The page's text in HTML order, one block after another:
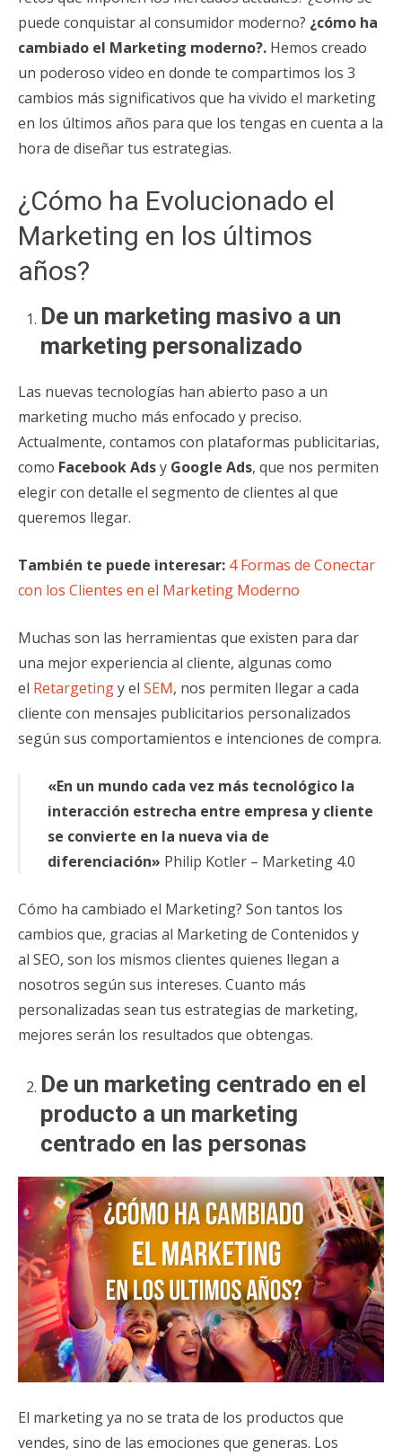
puede conquistar al consumidor moderno? ¿cómo ha
cambiado el Marketing moderno?. Hemos creado
un poderoso video en donde te compartimos los 3
cambios más significativos que ha vivido el marketing
en los últimos años para que los tengas en cuenta a la
hora de diseñar tus estrategias.
¿Cómo ha Evolucionado el
Marketing en los últimos
años?
De un marketing masivo a un
marketing personalizado
Las nuevas tecnologías han abierto paso a un
marketing mucho más enfocado y preciso.
Actualmente, contamos con plataformas publicitarias,
como Facebook Adsy Google Ads, que nos permiten
elegir con detalle el segmento de clientes al que
queremos llegar.
También te puede interesar: 4 Formas de Conectar
con los Clientes en el Marketing Moderno
Muchas son las herramientas que existen para dar
una mejor experiencia al cliente, algunas como
el Retargetingy el SEM, nos permiten llegar a cada
cliente con mensajes publicitarios personalizados
según sus comportamientos e intenciones de compra.
«En un mundo cada vez más tecnológico la
interacción estrecha entre empresa y cliente
se convierte en la nueva via de
diferenciación» Philip Kotler – Marketing 4.0
Cómo ha cambiado el Marketing? Son tantos los
cambios que, gracias al Marketing de Contenidos y
al SEO, son los mismos clientes quienes llegan a
nosotros según sus intereses. Cuanto más
personalizadas sean tus estrategias de marketing,
mejores serán los resultados que obtengas.
De un marketing centrado en el
producto a un marketing
centrado en las personas
El marketing ya no se trata de los productos que
vendes, sino de las emociones que generas. Los